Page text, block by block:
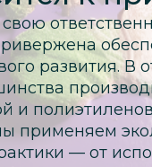
развития. В
и
применяем
— от